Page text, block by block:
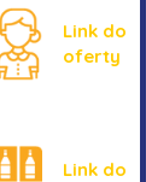
Link do
oferty
Link do